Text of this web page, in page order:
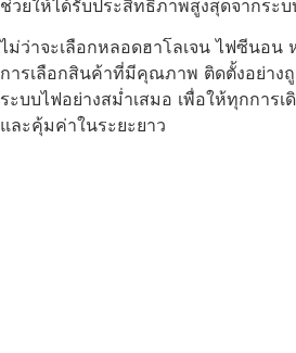
ช่วยให้ได้รับประสิทธิภาพสูงสุดจากระบ
ไม่ว่าจะเลือกหลอดฮาโลเจน ไฟซีนอน
การเลือกสินค้าที่มีคุณภาพ ติดตั้งอย่าง
ระบบไฟอย่างสม่ำเสมอ เพื่อให้ทุกการ
และคุ้มค่าในระยะยาว